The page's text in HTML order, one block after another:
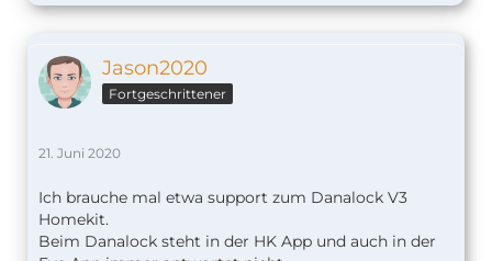
Jason2020
Fortgeschrittener
21. Juni 2020
Ich brauche mal etwa support zum Danalock V3
Homekit.
Beim Danalock steht in der HK App und auch in der